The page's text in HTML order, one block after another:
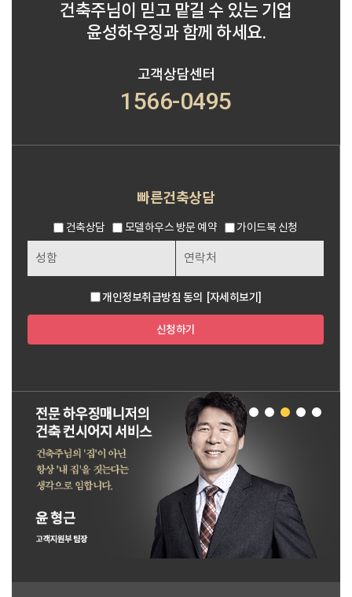
건축주님이 믿고 맡길 수 있는 기업
윤성하우징과 함께 하세요.
고객상담센터
1566-0495
빠른건축상담
건축상담 모델하우스 방문 예약 가이드북 신청
개인정보취급방침 동의 [자세히보기]
신청하기